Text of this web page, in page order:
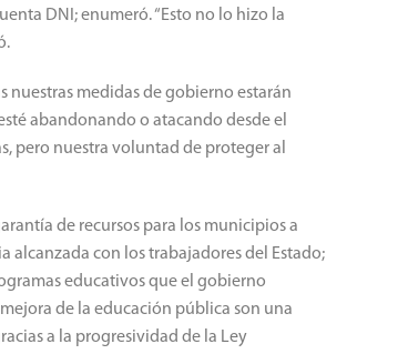
DNI; enumeró. “Esto no lo hizo la
nuestras medidas de gobierno estarán
abandonando o atacando desde el
pero nuestra voluntad de proteger al
de recursos para los municipios a
con los trabajadores del Estado;
educativos que el gobierno
de la educación pública son una
a la progresividad de la Ley